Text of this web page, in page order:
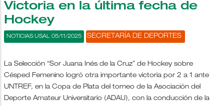
Victoria en la última fecha de
Hockey
SECRETARÍA DE DEPORTES
NOTICIAS USAL 05/11/2025
La Selección “Sor Juana Inés de la Cruz” de Hockey sobre
Césped Femenino logró otra importante victoria por 2 a 1 ante
UNTREF, en la Copa de Plata del torneo de la Asociación del
Deporte Amateur Universitario (ADAU), con la conducción de la